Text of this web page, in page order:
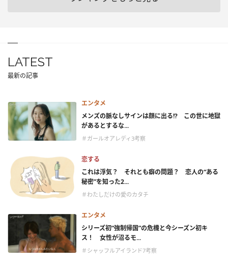
LATEST
最新の記事
エンタメ
メンズの脈なしサインは顔に出る!? この世に地獄
があるとするな...
＃ガールオアレディ3考察
恋する
これは浮気？ それとも癖の問題？ 恋人の“ある
秘密”を知った2...
＃わたしだけの愛のカタチ
エンタメ
シリーズ初“強制帰国”の危機と今シーズン初キ
ス！ 女性が沼るモ...
＃シャッフルアイランド7考察